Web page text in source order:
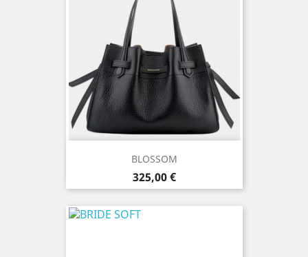
BLOSSOM
Prix
325,00 €